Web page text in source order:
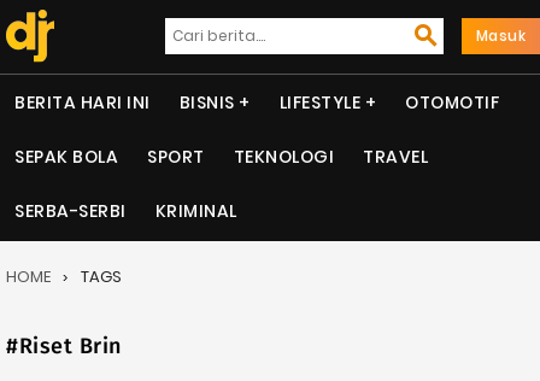
Masuk
BERITA HARI INI BISNIS LIFESTYLE OTOMOTIF
SEPAK BOLA SPORT TEKNOLOGI TRAVEL
SERBA-SERBI KRIMINAL
HOME TAGS
#Riset Brin